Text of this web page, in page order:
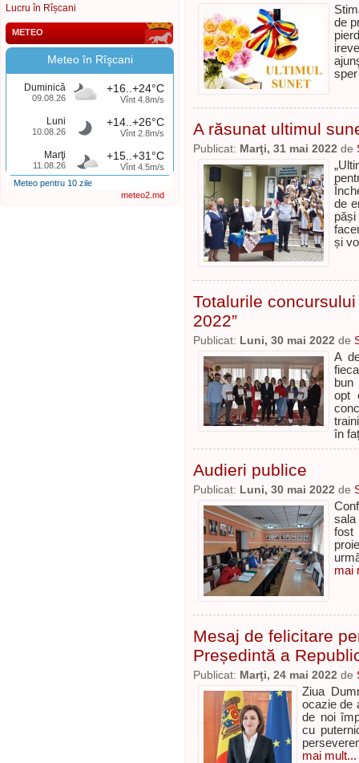
Lucru în Rîșcani
METEO
Meteo în Rîşcani
Duminică
09.08.26
+16..+24°C
Vînt 4.8m/s
Luni
10.08.26
+14..+26°C
Vînt 2.8m/s
Marţi
11.08.26
+15..+31°C
Vînt 4.5m/s
Meteo pentru 10 zile
meteo2.md
de
A răsunat ultimul
Publicat: Marţi, 31 mai 2022 de
de
și
Totalurile
2022”
Publicat: Luni, 30 mai 2022 de
A
bun
opt
în
Audieri publice
Publicat: Luni, 30 mai 2022 de
fost
mai
Mesaj de felicitare
Președintă a
Publicat: Marţi, 24 mai 2022 de
Ziua
ocazie de
de noi
cu
mai mult...